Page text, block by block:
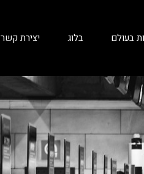
בעולם בלוג יצירת קשר